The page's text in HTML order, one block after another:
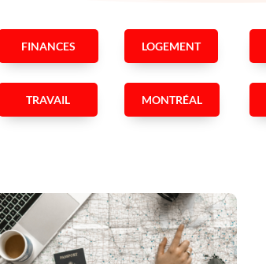
FINANCES LOGEMENT
TRAVAIL MONTRÉAL